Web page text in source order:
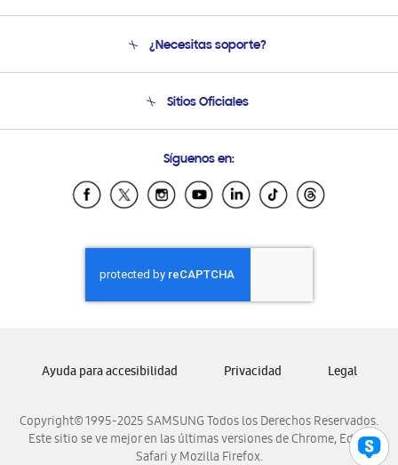
Soporte
Condiciones de Compra
¿Necesitas soporte?
Soporte vía eMail
Sitios Oficiales
Samsung Ecuador
Samsung El Salvador
Samsung Honduras
Samsung Nicaragua
Samsung Panamá
Samsung Venezuela
Síguenos en:
Copyright© 1995-2025 SAMSUNG Todos los Derechos Reservados.
Este sitio se ve mejor en las últimas versiones de Chrome, Edge,
Safari y Mozilla Firefox.
Ayuda para accesibilidad Privacidad Legal